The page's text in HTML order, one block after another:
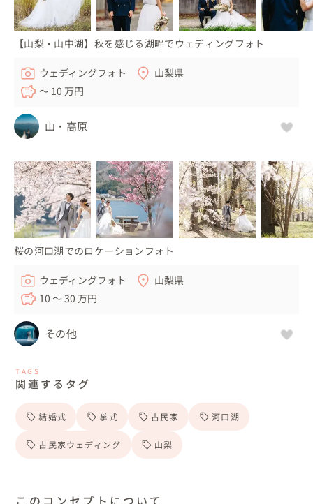
【山梨・山中湖】秋を感じる湖畔でウェディングフォト
ウェディングフォト
山梨県
〜 10 万円
山・高原
桜の河口湖でのロケーションフォト
ウェディングフォト
山梨県
10 〜 30 万円
その他
TAGS
関連するタグ
結婚式 挙式 古民家 河口湖
古民家ウェディング 山梨
このコンセプトについて